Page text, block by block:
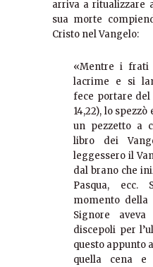
arriva a ritualizzare
sua morte
Cristo nel Vangelo:
«Mentre i frati
lacrime e si
fece portare del
14,22), lo
un pezzetto a
libro dei
leggessero il
dal brano che
Pasqua, ecc.
momento della
Signore
discepoli per
questo appunto
quella cena e